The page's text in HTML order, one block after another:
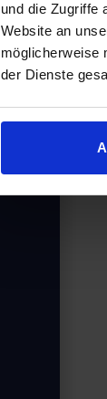
und die Zugriffe
Website an
möglicherweise
der Dienste